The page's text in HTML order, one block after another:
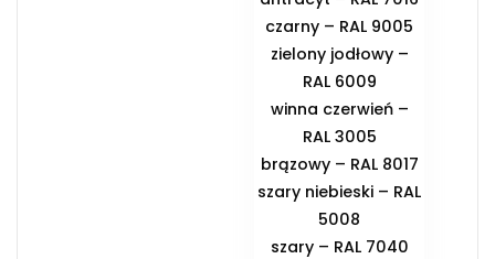
czarny – RAL 9005
zielony jodłowy –
RAL 6009
winna czerwień –
RAL 3005
brązowy – RAL 8017
szary niebieski – RAL
5008
szary – RAL 7040